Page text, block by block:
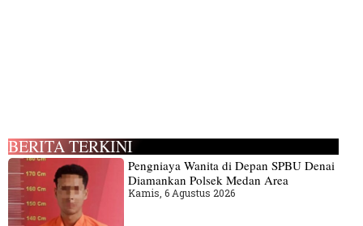
BERITA TERKINI
Pengniaya Wanita di Depan SPBU Denai
Diamankan Polsek Medan Area
Kamis, 6 Agustus 2026